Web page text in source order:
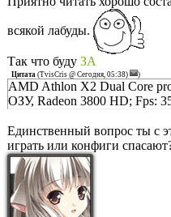
всякой лабуды.
Так что буду ЗА
Цитата (TvisCris @ Сегодня, 05:38) )
AMD Athlon X2 Dual Core
ОЗУ, Radeon 3800 HD; Fps:
Единственный вопрос ты с
играть или конфиги